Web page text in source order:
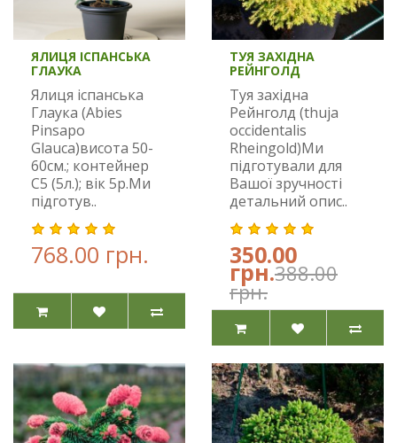
ЯЛИЦЯ ІСПАНСЬКА
ГЛАУКА
Ялиця іспанська
Глаука (Abies
Pinsapo
Glauca)висота 50-
60см.; контейнер
С5 (5л.); вік 5р.Ми
підготув..
768.00 грн.
ТУЯ ЗАХІДНА
РЕЙНГОЛД
Туя західна
Рейнголд (thuja
occidentalis
Rheingold)Ми
підготували для
Вашої зручності
детальний опис..
350.00
грн.388.00
грн.